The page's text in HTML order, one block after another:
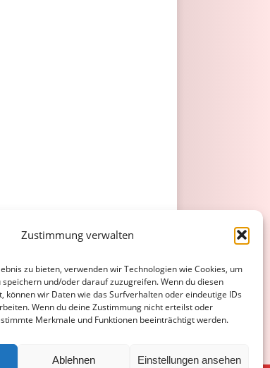
Zustimmung verwalten
zu bieten, verwenden wir Technologien wie Cookies, um
und/oder darauf zuzugreifen. Wenn du diesen
können wir Daten wie das Surfverhalten oder eindeutige IDs
Wenn du deine Zustimmung nicht erteilst oder
Merkmale und Funktionen beeinträchtigt werden.
Ablehnen Einstellungen ansehen